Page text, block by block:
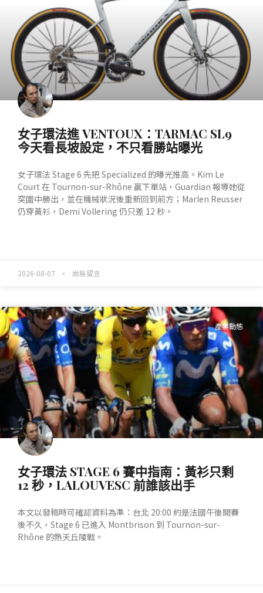
女子環法進 VENTOUX：TARMAC SL9
今天看長坡設定，不只看勝站曝光
女子環法 Stage 6 先把 Specialized 的曝光推高。Kim Le
Court 在 Tournon-sur-Rhône 贏下單站，Guardian 報導她從
突圍中勝出，並在機械狀況後重新回到前方；Marlen Reusser
仍穿黃衫，Demi Vollering 仍只差 12 秒。
2026-08-07 尚無留言
產業動態
女子環法 STAGE 6 賽中指南：黃衫只剩
12 秒，LALOUVESC 前誰該出手
本文以發稿時可確認資料為準：台北 20:00 約是法國午後開賽
後不久，Stage 6 已進入 Montbrison 到 Tournon-sur-
Rhône 的熱天丘陵戰。